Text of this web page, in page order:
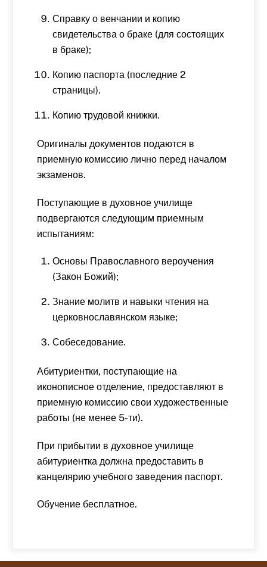
Справку о венчании и копию
свидетельства о браке (для состоящих
в браке);
Копию паспорта (последние 2
страницы).
Копию трудовой книжки.
Оригиналы документов подаются в
приемную комиссию лично перед началом
экзаменов.
Поступающие в духовное училище
подвергаются следующим приемным
испытаниям:
Основы Православного вероучения
(Закон Божий);
Знание молитв и навыки чтения на
церковнославянском языке;
Собеседование.
Абитуриентки, поступающие на
иконописное отделение, предоставляют в
приемную комиссию свои художественные
работы (не менее 5-ти).
При прибытии в духовное училище
абитуриентка должна предоставить в
канцелярию учебного заведения паспорт.
Обучение бесплатное.